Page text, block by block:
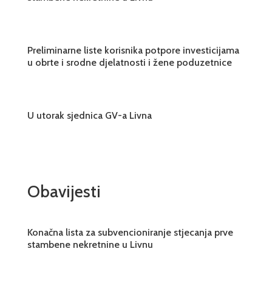
Preliminarne liste korisnika potpore investicijama
u obrte i srodne djelatnosti i žene poduzetnice
U utorak sjednica GV-a Livna
Obavijesti
Konačna lista za subvencioniranje stjecanja prve
stambene nekretnine u Livnu